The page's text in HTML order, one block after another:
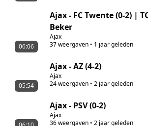
Ajax - FC Twente (0-2) |
Beker
Ajax
37weergaven • 1 jaar geleden
06:06
Ajax - AZ (4-2)
Ajax
24weergaven •2 jaar geleden
05:54
Ajax - PSV (0-2)
Ajax
36weergaven •2 jaar geleden